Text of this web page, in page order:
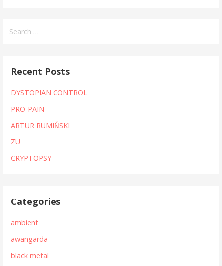
for:
Recent Posts
DYSTOPIAN CONTROL
PRO-PAIN
ARTUR RUMIŃSKI
ZU
CRYPTOPSY
Categories
ambient
awangarda
black metal